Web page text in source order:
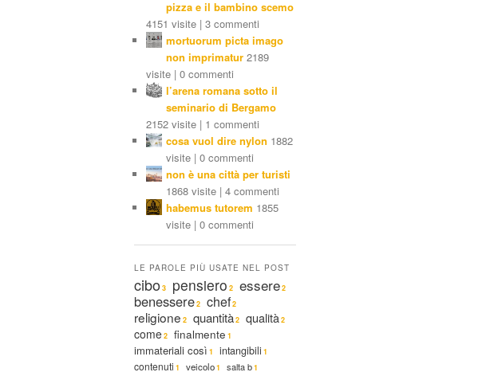
pizza e il bambino scemo
4151 visite | 3 commenti
mortuorum picta imago
non imprimatur 2189
visite | 0 commenti
l’arena romana sotto il
seminario di Bergamo
2152 visite | 1 commenti
cosa vuol dire nylon 1882
visite | 0 commenti
non è una città per turisti
1868 visite | 4 commenti
habemus tutorem 1855
visite | 0 commenti
LE PAROLE PIÙ USATE NEL POST
cibo 3 pensiero 2 essere2
benessere2 chef2
religione 2 quantità2 qualità2
come2 finalmente 1
immateriali così 1 intangibili 1
contenuti 1 veicolo1 salta b1